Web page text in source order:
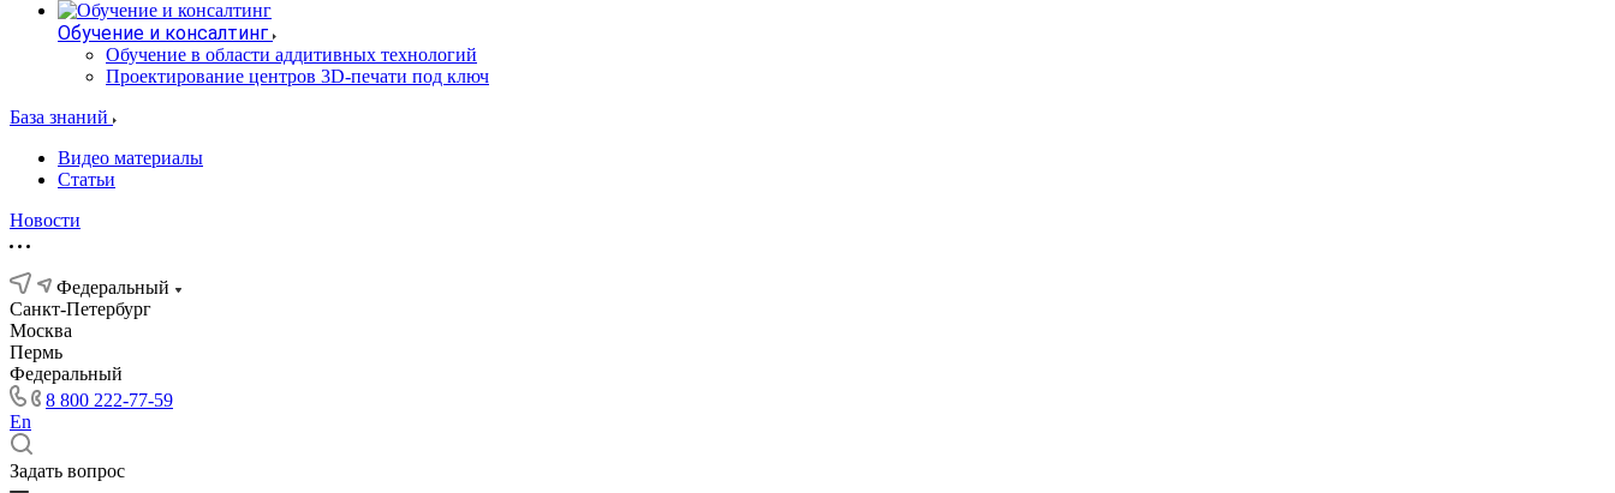
Обучение и консалтинг
Обучение в области аддитивных технологий
Проектирование центров 3D-печати под ключ
База знаний
Видео материалы
Статьи
Новости
Федеральный
Санкт-Петербург
Москва
Пермь
Федеральный
8 800 222-77-59
En
Задать вопрос